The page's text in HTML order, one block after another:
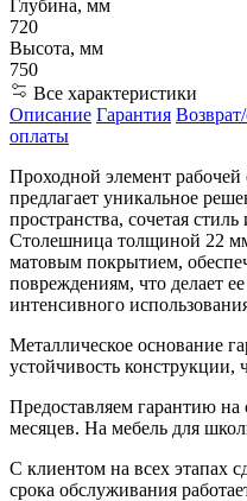
Глубина, мм
720
Высота, мм
750
Все характеристики
Описание Гарантия
оплаты
Проходной элемент
предлагает уникальное
пространства, сочетая
Столешница толщиной 22
матовым покрытием,
повреждениям, что делает
интенсивного
Металлическое основание
устойчивость конструкции,
Предоставляем гарантию
месяцев. На мебель для
С клиентом на всех этапах
срока обслуживания